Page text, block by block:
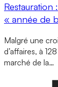
« année de
Malgré une
d’affaires, à
marché de la…